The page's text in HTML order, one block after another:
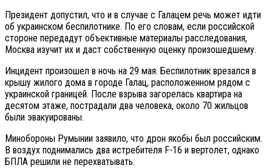
Президент допустил, что и в случае с Галацем речь может идти
об украинском беспилотнике. По его словам, если российской
стороне передадут объективные материалы расследования,
Москва изучит их и даст собственную оценку произошедшему.
Инцидент произошел в ночь на 29 мая. Беспилотник врезался в
крышу жилого дома в городе Галац, расположенном рядом с
украинской границей. После взрыва загорелась квартира на
десятом этаже, пострадали два человека, около 70 жильцов
были эвакуированы.
Минобороны Румынии заявило, что дрон якобы был российским.
В воздух поднимались два истребителя F-16 и вертолет, однако
БПЛА решили не перехватывать.